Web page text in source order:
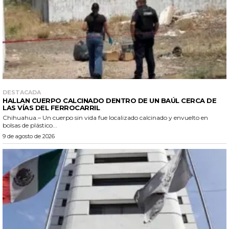
DESTACADA
HALLAN CUERPO CALCINADO DENTRO DE UN BAÚL CERCA DE
LAS VÍAS DEL FERROCARRIL
Chihuahua.– Un cuerpo sin vida fue localizado calcinado y envuelto en
bolsas de plástico...
9 de agosto de 2026